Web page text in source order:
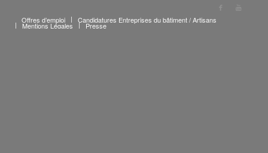
Offres d’emploi Candidatures Entreprises du bâtiment / Artisans
Mentions Légales Presse